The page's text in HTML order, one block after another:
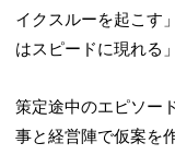
イクスルーを起こす
はスピードに現れる
策定途中のエピソー
事と経営陣で仮案を